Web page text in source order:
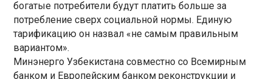
богатые потребители будут платить больше за
потребление сверх социальной нормы. Единую
тарификацию он назвал «не самым правильным
вариантом».
Минэнерго Узбекистана совместно со Всемирным
банком и Европейским банком реконструкции и